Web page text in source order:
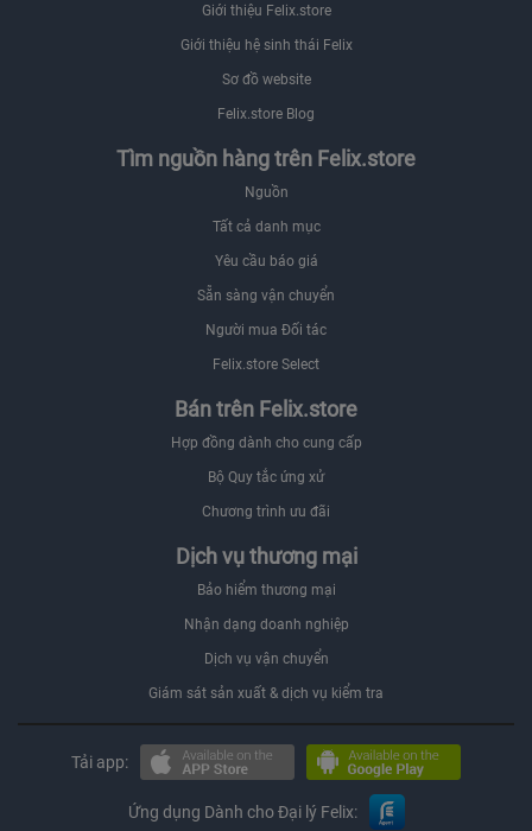
Giới thiệu Felix.store
Giới thiệu hệ sinh thái Felix
Sơ đồ website
Felix.store Blog
Tìm nguồn hàng trên Felix.store
Nguồn
Tất cả danh mục
Yêu cầu báo giá
Sẵn sàng vận chuyển
Người mua Đối tác
Felix.store Select
Bán trên Felix.store
Hợp đồng dành cho cung cấp
Bộ Quy tắc ứng xử
Chương trình ưu đãi
Dịch vụ thương mại
Bảo hiểm thương mại
Nhận dạng doanh nghiệp
Dịch vụ vận chuyển
Giám sát sản xuất & dịch vụ kiểm tra
Tải app:
Ứng dụng Dành cho Đại lý Felix: